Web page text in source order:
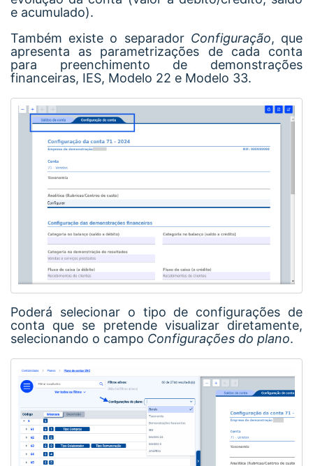
e acumulado).
Também existe o separador Configuração, que
apresenta as parametrizações de cada conta
para preenchimento de demonstrações
financeiras, IES, Modelo 22 e Modelo 33.
Poderá selecionar o tipo de configurações de
conta que se pretende visualizar diretamente,
selecionando o campo Configurações do plano.